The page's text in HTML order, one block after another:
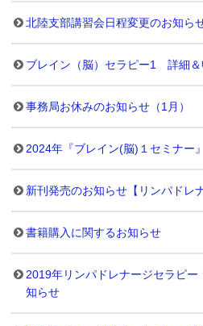
北陸支部講習会日程変更のお知ら
ブレイン（脳）セラピー1 詳細＆
事務局お休みのお知らせ（1月）
2024年『ブレイン(脳)１セミナー
新刊発売のお知らせ【リンパドレ
書籍購入に関するお知らせ
2019年リンパドレナージセラピ
知らせ